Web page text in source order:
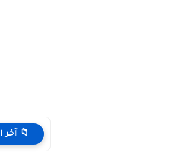
📁 آخر